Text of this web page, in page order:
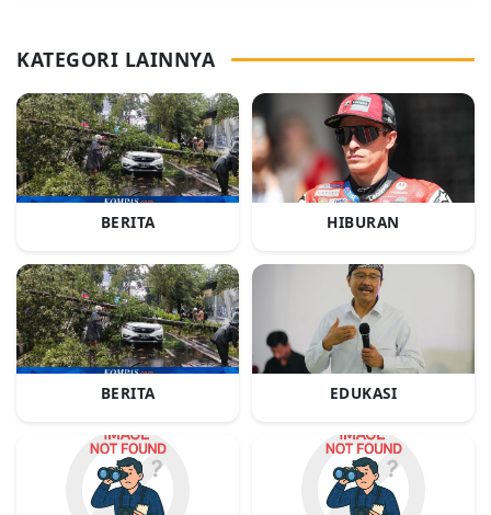
KATEGORI LAINNYA
BERITA HIBURAN
BERITA EDUKASI